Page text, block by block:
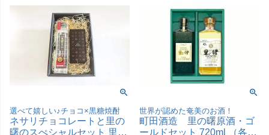
選べて嬉しい♪チョコ×黒糖焼酎
ネサリチョコレートと里の
曙のスぺシャルセット 里の
世界が認めた奄美のお酒！
町田酒造 里の曙原酒・ゴ
ールドセット 720ml （各43